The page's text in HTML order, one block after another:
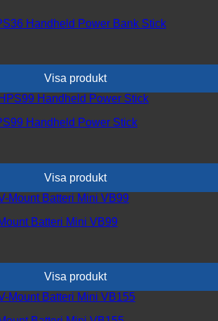
Handheld Power Bank Stick
Visa produkt
Handheld Power Stick
Visa produkt
Batteri Mini VB99
Visa produkt